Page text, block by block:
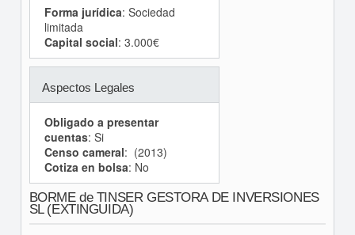
Forma jurídica: Sociedad
limitada
Capital social: 3.000€
Aspectos Legales
Obligado a presentar
cuentas: Si
Censo cameral: (2013)
Cotiza en bolsa: No
BORME de TINSER GESTORA DE INVERSIONES
SL (EXTINGUIDA)